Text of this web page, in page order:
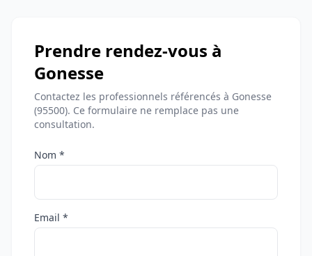
Prendre rendez-vous à
Gonesse
Contactez les professionnels référencés à Gonesse
(95500). Ce formulaire ne remplace pas une
consultation.
Nom *
Email *